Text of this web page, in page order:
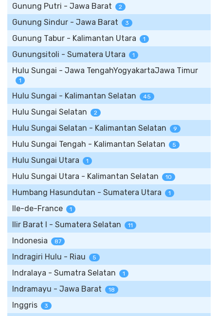
Gunung Putri - Jawa Barat 2
Gunung Sindur - Jawa Barat 3
Gunung Tabur - Kalimantan Utara 1
Gunungsitoli - Sumatera Utara 1
Hulu Sungai - Jawa TengahYogyakartaJawa Timur
1
Hulu Sungai - Kalimantan Selatan 45
Hulu Sungai Selatan 2
Hulu Sungai Selatan - Kalimantan Selatan 9
Hulu Sungai Tengah - Kalimantan Selatan 5
Hulu Sungai Utara 1
Hulu Sungai Utara - Kalimantan Selatan 10
Humbang Hasundutan - Sumatera Utara 1
Ile-de-France 1
Ilir Barat I - Sumatera Selatan 11
Indonesia 87
Indragiri Hulu - Riau 5
Indralaya - Sumatra Selatan 1
Indramayu - Jawa Barat 18
Inggris 3